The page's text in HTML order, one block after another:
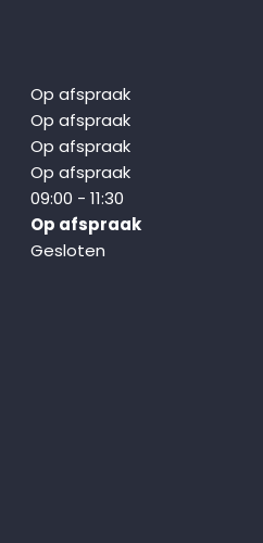
Op afspraak
Op afspraak
Op afspraak
Op afspraak
09:00 - 11:30
Op afspraak
Gesloten